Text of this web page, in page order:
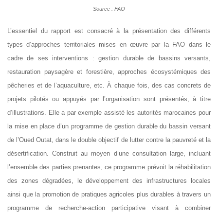
Source : FAO
L’essentiel du rapport est consacré à la présentation des différents
types d’approches territoriales mises en œuvre par la FAO dans le
cadre de ses interventions : gestion durable de bassins versants,
restauration paysagère et forestière, approches écosystémiques des
pêcheries et de l’aquaculture, etc. À chaque fois, des cas concrets de
projets pilotés ou appuyés par l’organisation sont présentés, à titre
d’illustrations. Elle a par exemple assisté les autorités marocaines pour
la mise en place d’un programme de gestion durable du bassin versant
de l’Oued Outat, dans le double objectif de lutter contre la pauvreté et la
désertification. Construit au moyen d’une consultation large, incluant
l’ensemble des parties prenantes, ce programme prévoit la réhabilitation
des zones dégradées, le développement des infrastructures locales
ainsi que la promotion de pratiques agricoles plus durables à travers un
programme de recherche-action participative visant à combiner